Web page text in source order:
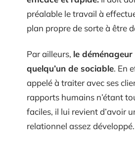
préalable le travail à
plan propre de sorte à être
Par ailleurs, le
quelqu’un de sociable. En
appelé à traiter avec ses
rapports humains n’étant
faciles, il lui revient d’avoir
relationnel assez développé.